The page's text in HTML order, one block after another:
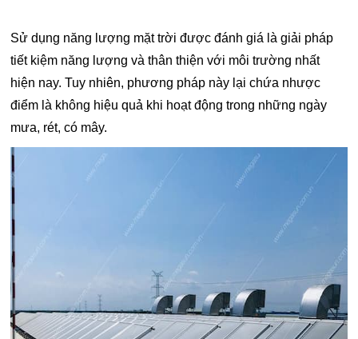
Sử dụng năng lượng mặt trời được đánh giá là giải pháp
tiết kiệm năng lượng và thân thiện với môi trường nhất
hiện nay. Tuy nhiên, phương pháp này lại chứa nhược
điểm là không hiệu quả khi hoạt động trong những ngày
mưa, rét, có mây.